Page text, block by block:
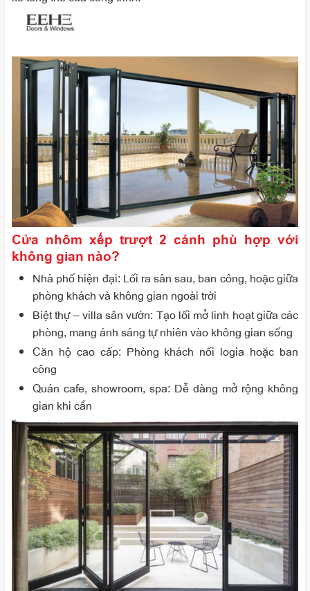
Cửa nhôm xếp trượt 2 cánh phù hợp với
không gian nào?
Nhà phố hiện đại: Lối ra sân sau, ban công, hoặc giữa
phòng khách và không gian ngoài trời
Biệt thự – villa sân vườn: Tạo lối mở linh hoạt giữa các
phòng, mang ánh sáng tự nhiên vào không gian sống
Căn hộ cao cấp: Phòng khách nối logia hoặc ban
công
Quán cafe, showroom, spa: Dễ dàng mở rộng không
gian khi cần